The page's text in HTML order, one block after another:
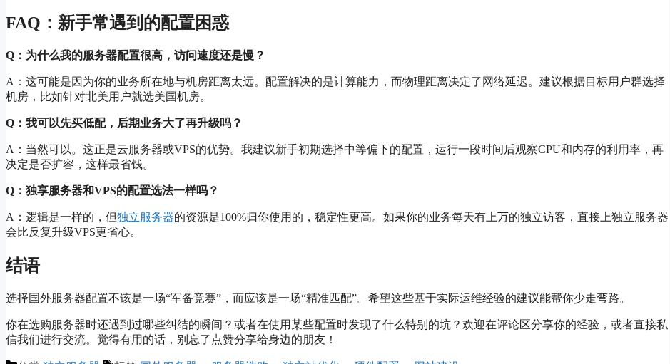
FAQ：新手常遇到的配置困惑
Q：为什么我的服务器配置很高，访问速度还是慢？
A：这可能是因为你的业务所在地与机房距离太远。配置解决的是计算能力，而物理距离决定了网络延迟。建议根据目标用户群选择
机房，比如针对北美用户就选美国机房。
Q：我可以先买低配，后期业务大了再升级吗？
A：当然可以。这正是云服务器或VPS的优势。我建议新手初期选择中等偏下的配置，运行一段时间后观察CPU和内存的利用率，再
决定是否扩容，这样最省钱。
Q：独享服务器和VPS的配置选法一样吗？
A：逻辑是一样的，但独立服务器的资源是100%归你使用的，稳定性更高。如果你的业务每天有上万的独立访客，直接上独立服务器
会比反复升级VPS更省心。
结语
选择国外服务器配置不该是一场“军备竞赛”，而应该是一场“精准匹配”。希望这些基于实际运维经验的建议能帮你少走弯路。
你在选购服务器时还遇到过哪些纠结的瞬间？或者在使用某些配置时发现了什么特别的坑？欢迎在评论区分享你的经验，或者直接私
信我们进行交流。觉得有用的话，别忘了点赞分享给身边的朋友！